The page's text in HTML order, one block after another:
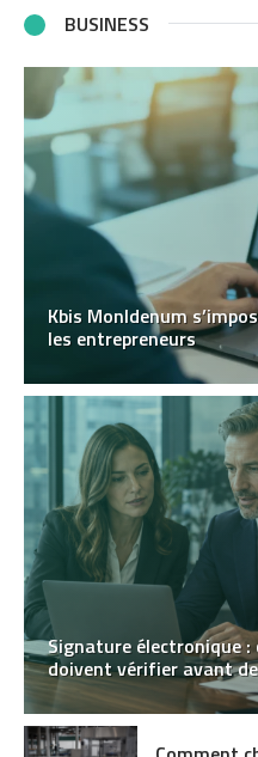
BUSINESS
Kbis MonIdenum
les entrepreneurs
Signature électronique :
doivent vérifier avant